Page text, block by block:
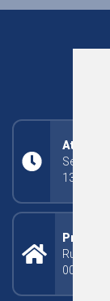
Segunda
Rua
000